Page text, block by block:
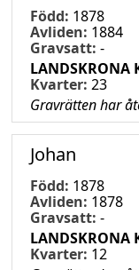
Född: 1878
Avliden: 1884
Gravsatt: -
LANDSKRONA
Kvarter: 23
Gravrätten har
Johan
Född: 1878
Avliden: 1878
Gravsatt: -
LANDSKRONA
Kvarter: 12